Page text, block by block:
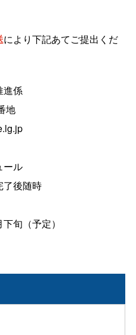
により下記あてご提出くだ
進係
地
ール
後随時
旬（予定）